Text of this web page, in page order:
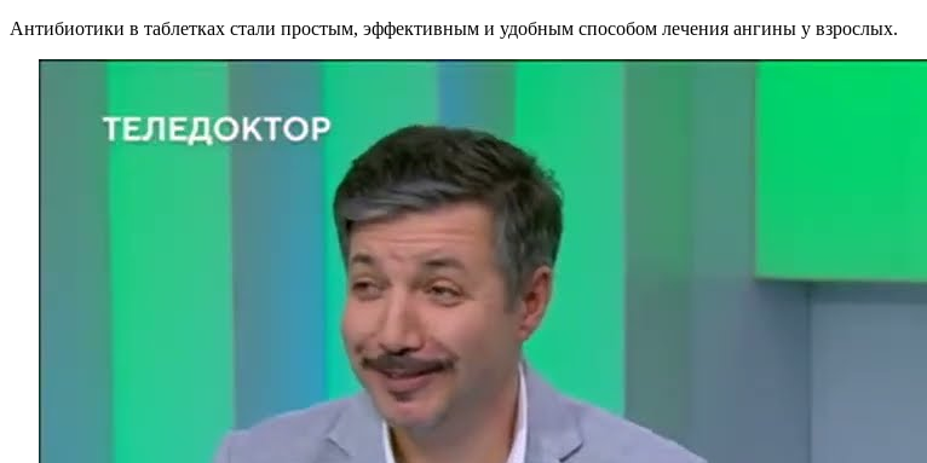
Антибиотики в таблетках стали простым, эффективным и удобным способом лечения ангины у взрослых.